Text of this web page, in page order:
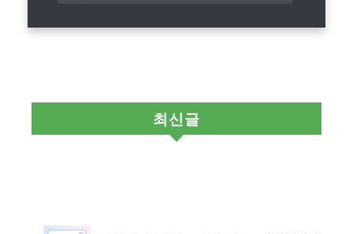
최신글